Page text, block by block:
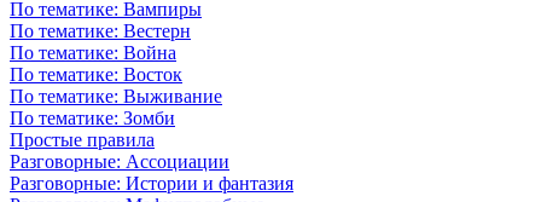
По тематике: Вампиры
По тематике: Вестерн
По тематике: Война
По тематике: Восток
По тематике: Выживание
По тематике: Зомби
Простые правила
Разговорные: Ассоциации
Разговорные: Истории и фантазия